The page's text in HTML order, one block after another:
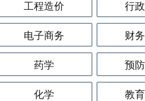
工程造价 行
电子商务 财
药学 预
化学 教